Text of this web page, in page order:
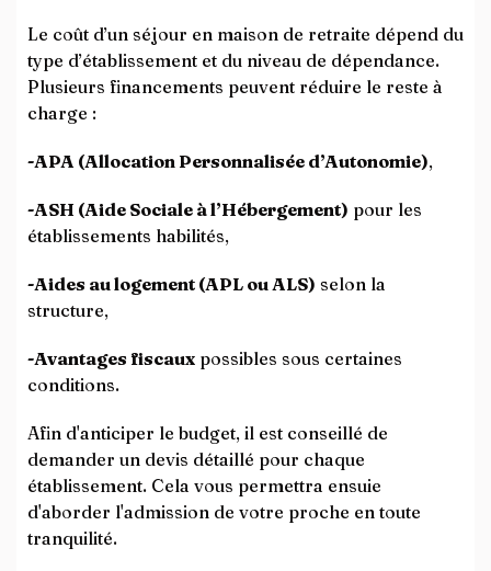
Le coût d’un séjour en maison de retraite dépend du
type d’établissement et du niveau de dépendance.
Plusieurs financements peuvent réduire le reste à
charge :
-APA (Allocation Personnalisée d’Autonomie),
-ASH (Aide Sociale à l’Hébergement) pour les
établissements habilités,
-Aides au logement (APL ou ALS) selon la
structure,
-Avantages fiscaux possibles sous certaines
conditions.
Afin d'anticiper le budget, il est conseillé de
demander un devis détaillé pour chaque
établissement. Cela vous permettra ensuie
d'aborder l'admission de votre proche en toute
tranquilité.